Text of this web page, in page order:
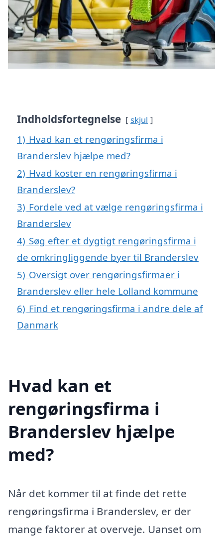
Indholdsfortegnelse skjul
1) Hvad kan et rengøringsfirma i
Branderslev hjælpe med?
2) Hvad koster en rengøringsfirma i
Branderslev?
3) Fordele ved at vælge rengøringsfirma i
Branderslev
4) Søg efter et dygtigt rengøringsfirma i
de omkringliggende byer til Branderslev
5) Oversigt over rengøringsfirmaer i
Branderslev eller hele Lolland kommune
6) Find et rengøringsfirma i andre dele af
Danmark
Hvad kan et
rengøringsfirma i
Branderslev hjælpe
med?
Når det kommer til at finde det rette
rengøringsfirma i Branderslev, er der
mange faktorer at overveje. Uanset om